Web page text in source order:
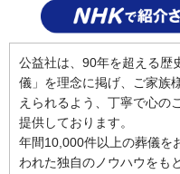
公益社は、90年を超える歴
儀」を理念に掲げ、ご家族
えられるよう、丁寧で心の
提供しております。
年間10,000件以上の葬儀を
われた独自のノウハウをも